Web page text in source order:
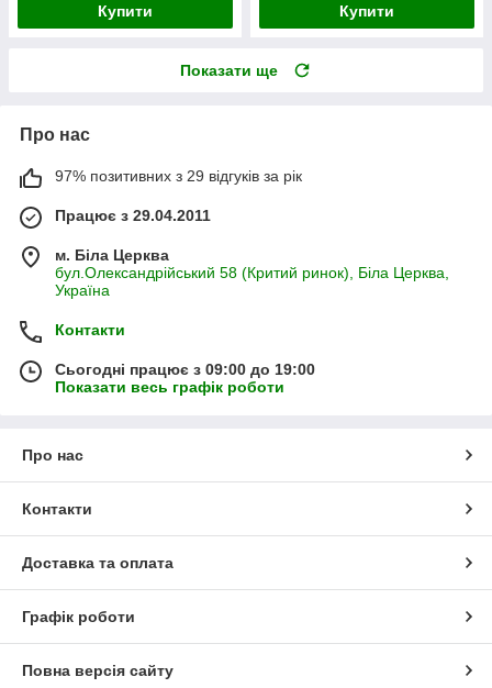
Купити Купити
Показати ще
Про нас
97% позитивних з 29 відгуків за рік
Працює з 29.04.2011
м. Біла Церква
бул.Олександрійський 58 (Критий ринок), Біла Церква,
Україна
Контакти
Сьогодні працює з 09:00 до 19:00
Показати весь графік роботи
Про нас
Контакти
Доставка та оплата
Графік роботи
Повна версія сайту